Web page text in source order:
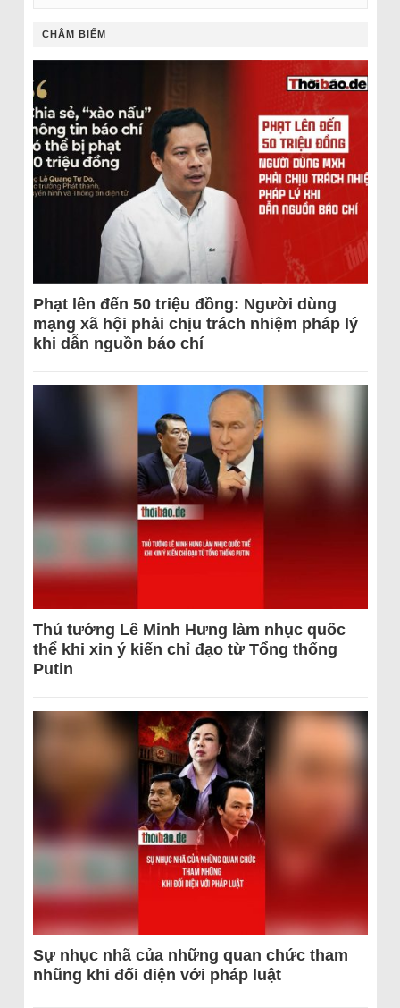
CHÂM BIẾM
Phạt lên đến 50 triệu đồng: Người dùng
mạng xã hội phải chịu trách nhiệm pháp lý
khi dẫn nguồn báo chí
Thủ tướng Lê Minh Hưng làm nhục quốc
thể khi xin ý kiến chỉ đạo từ Tổng thống
Putin
Sự nhục nhã của những quan chức tham
nhũng khi đối diện với pháp luật